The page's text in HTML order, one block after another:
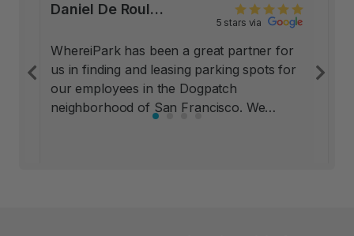
Daniel De Roulet, Co Founder at Mitokinin, San Francisco
5 stars via
WhereiPark has been a great partner for
us in finding and leasing parking spots for
our employees in the Dogpatch
neighborhood of San Francisco. We
Previous